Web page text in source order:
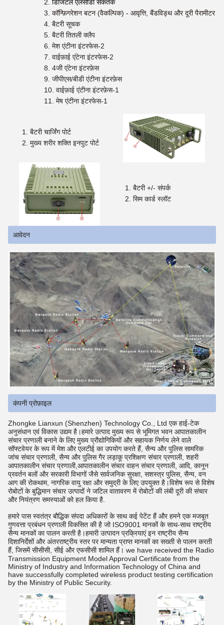
डिजिटल एलसीडी संकेतक
कॉन्फ़िगरेशन बटन (वैकल्पिक) - आवृत्ति, बैंडविड्थ और दूरी पैरामीटर
बैटरी सूचक
बैटरी तितली क्लैप
मेश एंटीना इंटरफेस-2
वाईफ़ाई एंटेना इंटरफेस-2
4जी एंटेना इंटरफ़ेस
जीपीएस/बीडी एंटीना इंटरफ़ेस
वाईफ़ाई एंटीना इंटरफ़ेस-1
मेष एंटीना इंटरफेस-1
बैटरी चार्जिंग पोर्ट
मुख्य शरीर शक्ति इनपुट पोर्ट
बैटरी +/- संपर्क
सिम कार्ड स्लॉट
आवेदन
कंपनी प्रोफ़ाइल
Zhongke Lianxun (Shenzhen) Technology Co., Ltd एक हाई-टेक
अनुसंधान एवं विकास उद्यम है।हमारे उत्पाद मुख्य रूप से भूमिगत भवन आपातकालीन
संचार प्रणाली बनाने के लिए मुख्य प्रौद्योगिकियों और सहायक निर्णय लेने वाले
सॉफ्टवेयर के रूप में मेश और एलटीई का उपयोग करते हैं, सैन्य और पुलिस सामरिक
जांच संचार प्रणाली, सैन्य और पुलिस गैर लड़ाकू प्रशिक्षण संचार प्रणाली, शहरी
आपातकालीन संचार प्रणाली,आपातकालीन संचार वाहन संचार प्रणाली, आदि, कानून
प्रवर्तन बलों और सरकारी विभागों जैसे सार्वजनिक सुरक्षा, सशस्त्र पुलिस, सैन्य, वन
आग की रोकथाम, नागरिक वायु रक्षा और समुद्री के लिए उपयुक्त है।विशेष रूप से विशेष
रोबोटों के बुद्धिमान संचार उत्पादों ने जटिल वातावरण में रोबोटों की लंबी दूरी की संचार
और नियंत्रण समस्याओं को हल किया है.
हमारे पास स्वतंत्र बौद्धिक संपदा अधिकारों के साथ कई पेटेंट हैं और हमने एक मजबूत
गुणवत्ता प्रबंधन प्रणाली विकसित की है जो ISO9001 मानकों के साथ-साथ राष्ट्रीय
सैन्य मानकों का पालन करती है।हमारी उत्पादन प्रक्रियाएं इन राष्ट्रीय सैन्य
दिशानिर्देशों और अंतरराष्ट्रीय स्तर पर मान्यता प्राप्त मानकों का सख्ती से पालन करती
हैं, जिसमें सीसीसी, सीई और एफसीसी शामिल हैं। we have received the Radio
Transmission Equipment Model Approval Certificate from the
Ministry of Industry and Information Technology of China and
have successfully completed wireless product testing certification
by the Ministry of Public Security.